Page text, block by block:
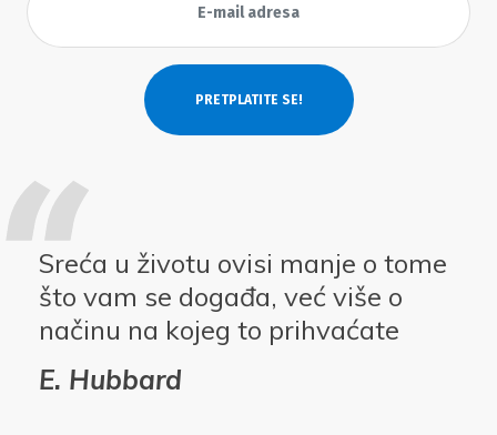
Sreća u životu ovisi manje o tome
što vam se događa, već više o
načinu na kojeg to prihvaćate
E. Hubbard